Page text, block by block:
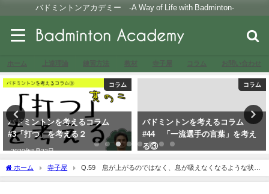
バドミントンアカデミー -A Way of Life with Badminton-
ホーム 上達理論 練習方法 教材 寺子屋 コラム お問い合わせ
コラム
バドミントンを考えるコラム
#3「打つ」を考える２
2020年8月22日
コラム
バドミントンを考えるコラム
#44 「一流選手の言葉」を考え
る③
ホーム 寺子屋
Q.59 息が上がるのではなく、息が吸えなくなるような状態
になる